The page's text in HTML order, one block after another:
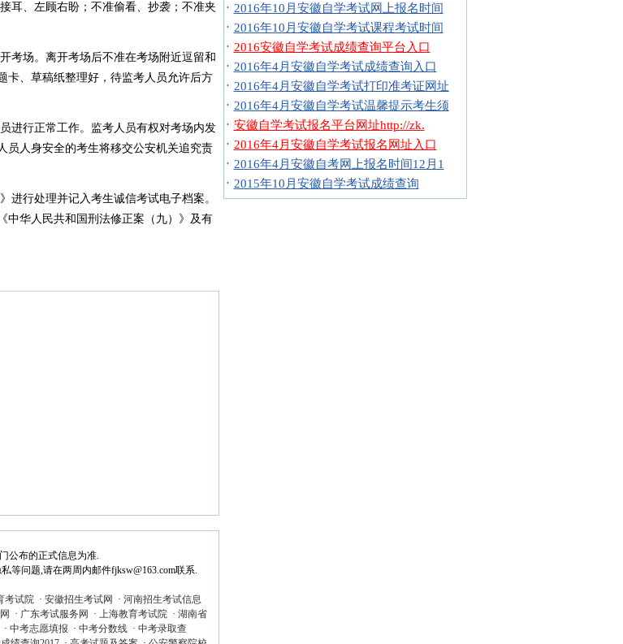
耳、左顾右盼；不准偷看、抄袭；不准夹
考场。离开考场后不准在考场附近逗留和
卡、草稿纸整理好，待监考人员允许后方
进行正常工作。监考人员有权对考场内发
员人身安全的考生将移交公安机关追究责
进行处理并记入考生诚信考试电子档案。
中华人民共和国刑法修正案（九）》及有
公布的正式信息为准.
问题,请在两周内邮件fjksw@163.com联系.
考试院 · 安徽招生考试网 · 河南招生考试信息
· 广东考试服务网 · 上海教育考试院 · 湖南省
· 中考志愿填报 · 中考分数线 · 中考录取查
· 2016年10月安徽自学考试网上报名时间
· 2016年10月安徽自学考试课程考试时间
· 2016安徽自学考试成绩查询平台入口
· 2016年4月安徽自学考试成绩查询入口
· 2016年4月安徽自学考试打印准考证网址
· 2016年4月安徽自学考试温馨提示考生须
· 安徽自学考试报名平台网址http://zk.
· 2016年4月安徽自学考试报名网址入口
· 2016年4月安徽自考网上报名时间12月1
· 2015年10月安徽自学考试成绩查询